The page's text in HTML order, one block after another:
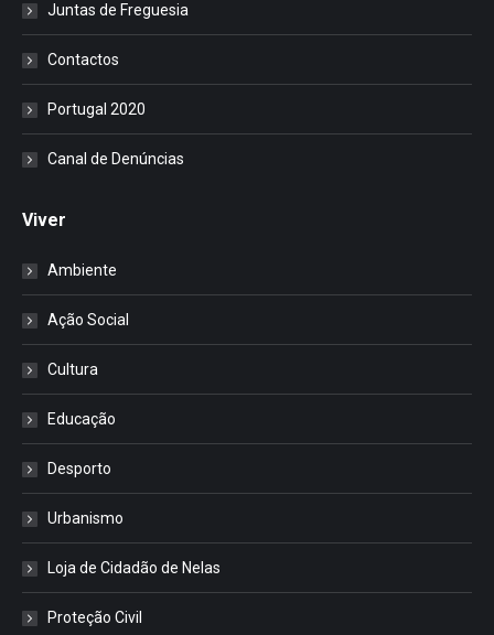
Juntas de Freguesia
Contactos
Portugal 2020
Canal de Denúncias
Viver
Ambiente
Ação Social
Cultura
Educação
Desporto
Urbanismo
Loja de Cidadão de Nelas
Proteção Civil